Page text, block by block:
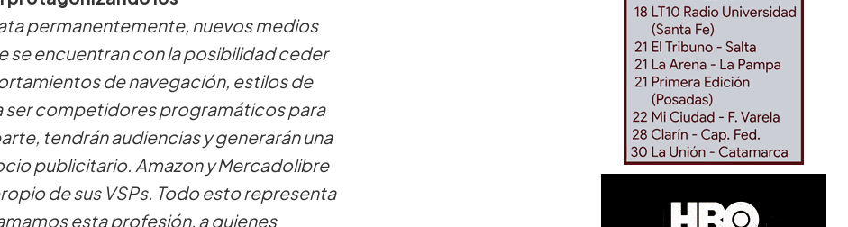
permanentemente, nuevos medios
se encuentran con la posibilidad ceder
de navegación, estilos de
ser competidores programáticos para
tendrán audiencias y generarán una
publicitario. Amazon y Mercadolibre
de sus VSPs. Todo esto representa
esta profesión, a quienes